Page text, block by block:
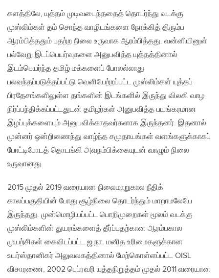
களத்திலே, யுத்தம் முடிவடைந்ததைத் தொடர்ந்து வடக்கு
முஸ்லிம்கள் தம் சொந்த வாழிடங்களை நோக்கித் திரும்ப
ஆரம்பித்ததும் பதற்ற நிலை உருவாக ஆரம்பித்தது. வன்னியினுள்
பல்வேறு இடப்பெயர்வுகளை அனுபவித்த யுத்தத்தினால்
இடம்பெயர்ந்த தமிழ் மக்களைப் போலல்லாது
பலவந்தப்படுத்தப்பட்டு வெளியேற்றப்பட்ட முஸ்லிம்கள் யுத்தப்
பிரதேசங்களிலுள்ள தங்களின் இடங்களில் இருந்து விலகி வாழ
நிர்ப்பந்திக்கப்பட்டதுடன் தமிழர்கள் அனுபவித்த பயங்கரமான
இழப்புக்களையும் அனுபவிக்காதவர்களாக இருந்தனர். இதனால்
முன்னர் ஒன்றிணைந்து வாழ்ந்த சமுதாயங்கள் வளங்களுக்காகப்
போட்டிபோடத் தொடங்கி அவநம்பிக்கையுடன் வாழும் நிலை
உருவானது.
2015 முதல் 2019 வரையான நிலைமாறுகால நீதிக்
காலப்பகுதியின் போது சூழ்நிலை தொடர்ந்தும் மாறாமலேயே
இருந்தது. முன்மொழியப்பட்ட பொறிமுறைகள் மூலம் வடக்கு
முஸ்லிம்களின் துயரங்களைத் தீர்ப்பதற்கான ஆரம்பகால
முயற்சிகள் கைவிடப்பட்ட ஜ.நா. மனித உரிமைகளுக்கான
உயர்ஸ்தானிகர் அலுவலகத்தினால் மேற்கொள்ளப்பட்ட OISL
விசாரணை, 2002 பெப்ரவரி யுத்தநிறுத்தம் முதல் 2011 வரையான